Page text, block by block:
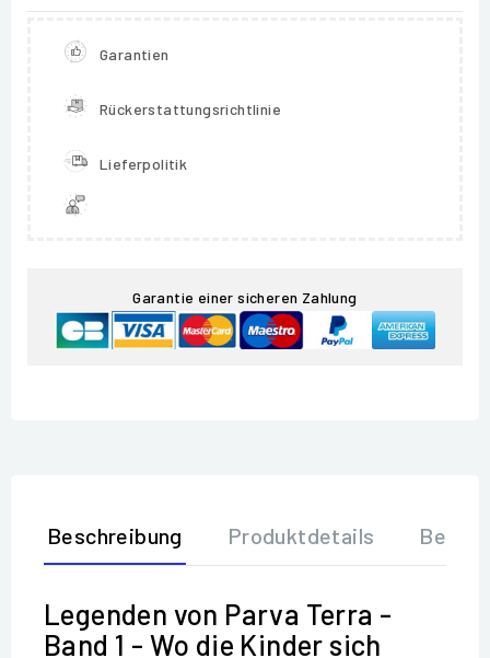
Garantien
Rückerstattungsrichtlinie
Lieferpolitik
Garantie einer sicheren Zahlung
Beschreibung Produktdetails
Legenden von Parva Terra -
Band 1 - Wo die Kinder sich